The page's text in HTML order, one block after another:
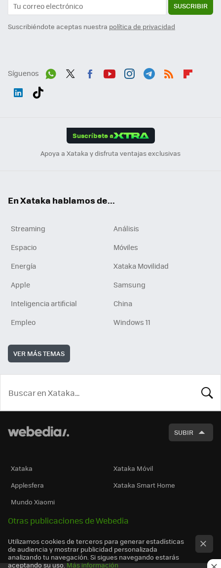
SUSCRIBIR
Suscribiéndote aceptas nuestra política de privacidad
Síguenos
Suscríbete a
Apoya a Xataka y disfruta ventajas exclusivas
En Xataka hablamos de...
Streaming
Análisis
Espacio
Móviles
Energía
Xataka Movilidad
Apple
Samsung
Inteligencia artificial
China
Empleo
Windows 11
VER MÁS TEMAS
SUBIR
Xataka
Xataka Móvil
Applesfera
Xataka Smart Home
Mundo Xiaomi
Otras publicaciones de Webedia
Utilizamos cookies de terceros para generar estadísticas
de audiencia y mostrar publicidad personalizada
analizando tu navegación. Si sigues navegando estarás
aceptando su uso. Más información